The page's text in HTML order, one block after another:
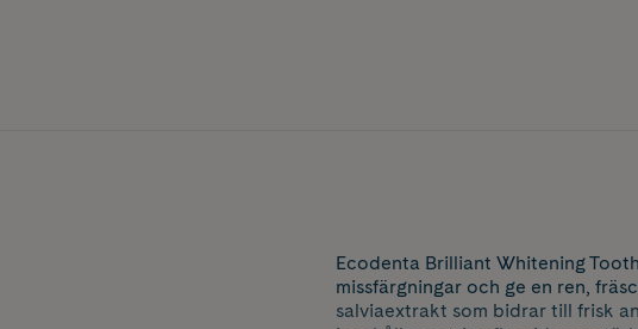
Ecodenta Brilliant Whitening
missfärgningar och ge en ren,
salviaextrakt som bidrar till frisk